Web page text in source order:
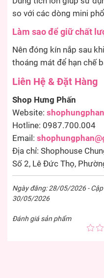
so với các dòng mini
Làm sao để giữ chất
Nên đóng kín nắp sau
thoáng mát để hạn chế
Liên Hệ & Đặt Hàng
Shop Hưng Phấn
Website:
Hotline: 0987.700.004
Email:
Địa chỉ: Shophouse
Số 2, Lê Đức Thọ,
Ngày đăng: 28/05/2026 -
30/05/2026
Đánh giá sản phẩm